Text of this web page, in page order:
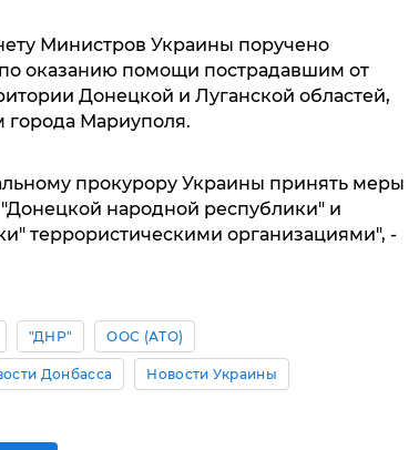
Министров Украины поручено
оказанию помощи пострадавшим от
Донецкой и Луганской областей,
Мариуполя.
прокурору Украины принять меры
народной республики" и
террористическими организациями", -
"ДНР" ООС (АТО)
Донбасса Новости Украины